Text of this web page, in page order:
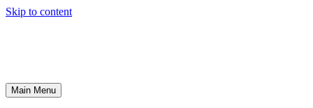
Skip to content
Main Menu